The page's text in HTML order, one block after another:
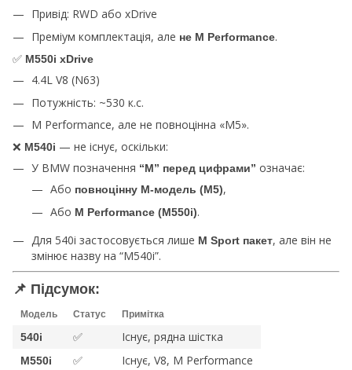
Привід: RWD або xDrive
Преміум комплектація, але не M Performance.
✅ M550i xDrive
4.4L V8 (N63)
Потужність: ~530 к.с.
M Performance, але не повноцінна «M5».
❌ M540i — не існує, оскільки:
У BMW позначення “M” перед цифрами” означає:
Або повноцінну M-модель (M5),
Або M Performance (M550i).
Для 540i застосовується лише M Sport пакет, але він не
змінює назву на “M540i”.
📌 Підсумок:
Модель Статус Примітка
540i ✅ Існує, рядна шістка
M550i ✅ Існує, V8, M Performance